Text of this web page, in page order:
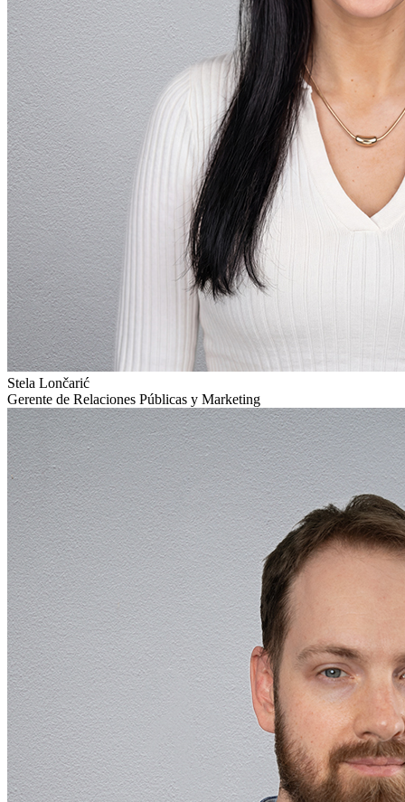
Stela Lončarić
Gerente de Relaciones Públicas y Marketing